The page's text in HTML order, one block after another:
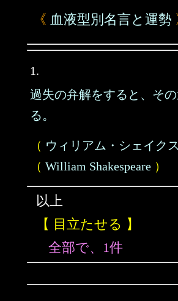
《 血液型別名言と運勢
1.
過失の弁解をすると、そ
る。
（ ウィリアム・シェイク
（ William Shakespeare ）
以上
【 目立たせる 】
全部で、1件